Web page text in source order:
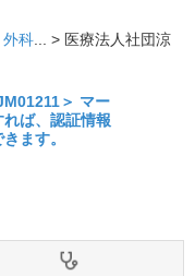
外科 ... > 医療法人社団涼